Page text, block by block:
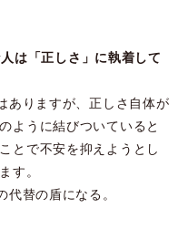
は「正しさ」に執着して
ありますが、正しさ自体が
ように結びついていると
とで不安を抑えようとし
す。
替の盾になる。